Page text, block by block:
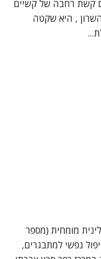
קשת רחבה של קשיים
, היא שקטה
מומחית (מספר
מציעה טיפול נפשי למתבגרים,